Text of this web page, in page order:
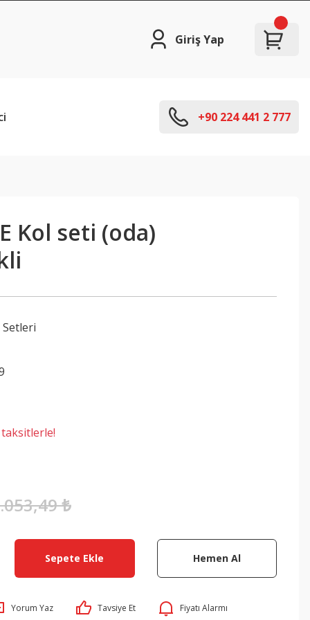
Giriş Yap
+90 224 441 2 777
Kol seti (oda)
Setleri
₺
Sepete Ekle Hemen Al
Yorum Yaz Tavsiye Et Fiyatı Alarmı